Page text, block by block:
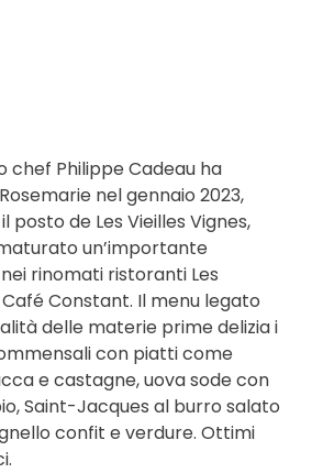
chef Philippe Cadeau ha
nel gennaio 2023,
posto de Les Vieilles Vignes,
un’importante
rinomati ristoranti Les
Constant. Il menu legato
delle materie prime delizia i
con piatti come
e castagne, uova sode con
Saint-Jacques al burro salato
confit e verdure. Ottimi